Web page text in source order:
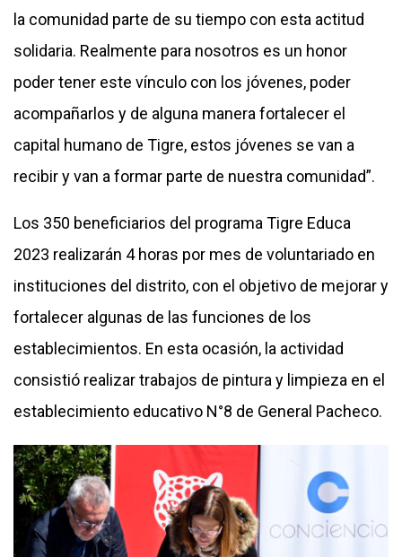
la comunidad parte de su tiempo con esta actitud
solidaria. Realmente para nosotros es un honor
poder tener este vínculo con los jóvenes, poder
acompañarlos y de alguna manera fortalecer el
capital humano de Tigre, estos jóvenes se van a
recibir y van a formar parte de nuestra comunidad”.
Los 350 beneficiarios del programa Tigre Educa
2023 realizarán 4 horas por mes de voluntariado en
instituciones del distrito, con el objetivo de mejorar y
fortalecer algunas de las funciones de los
establecimientos. En esta ocasión, la actividad
consistió realizar trabajos de pintura y limpieza en el
establecimiento educativo N°8 de General Pacheco.